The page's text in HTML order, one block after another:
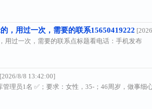
，用过一次，需要的联系15650419222
用过一次，需要的联系点标题看电话：手机发布
[2026/8/8 13:42:00]
管理员1名 ✅；要求：女性，35‑；46周岁，做事细